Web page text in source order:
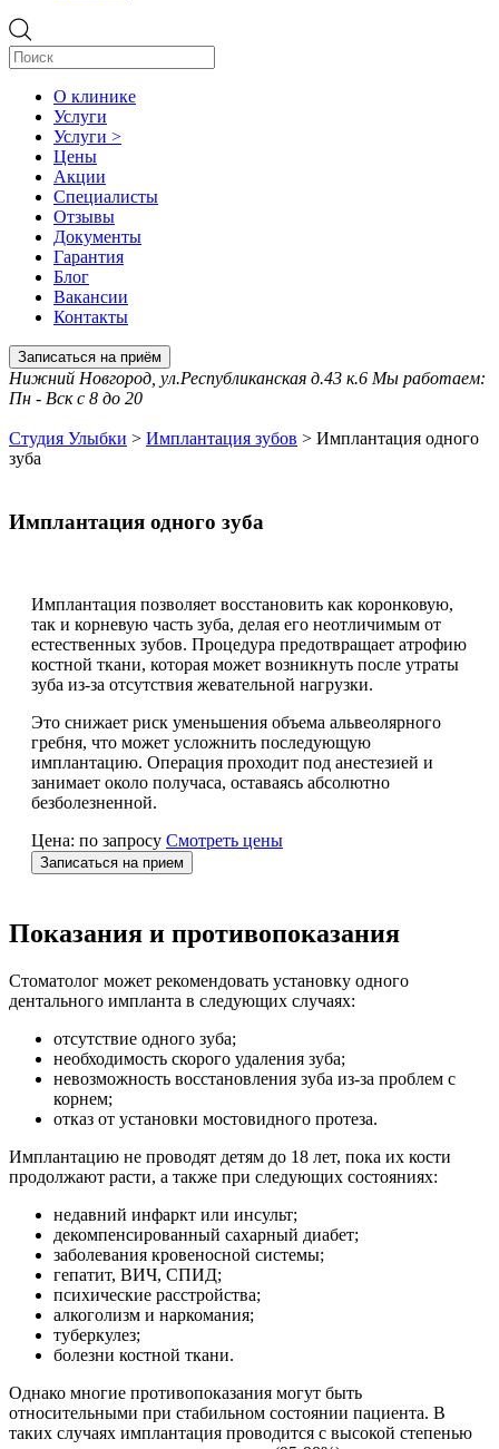
О клинике
Услуги
Услуги >
Цены
Акции
Специалисты
Отзывы
Документы
Гарантия
Блог
Вакансии
Контакты
Записаться на приём
Нижний Новгород, ул.Республиканская д.43 к.6 Мы работаем:
Пн - Вск с 8 до 20
Студия Улыбки > Имплантация зубов > Имплантация одного
зуба
Имплантация одного зуба
Имплантация позволяет восстановить как коронковую,
так и корневую часть зуба, делая его неотличимым от
естественных зубов. Процедура предотвращает атрофию
костной ткани, которая может возникнуть после утраты
зуба из-за отсутствия жевательной нагрузки.
Это снижает риск уменьшения объема альвеолярного
гребня, что может усложнить последующую
имплантацию. Операция проходит под анестезией и
занимает около получаса, оставаясь абсолютно
безболезненной.
Цена: по запросу Смотреть цены
Записаться на прием
Показания и противопоказания
Стоматолог может рекомендовать установку одного
дентального импланта в следующих случаях:
отсутствие одного зуба;
необходимость скорого удаления зуба;
невозможность восстановления зуба из-за проблем с
корнем;
отказ от установки мостовидного протеза.
Имплантацию не проводят детям до 18 лет, пока их кости
продолжают расти, а также при следующих состояниях:
недавний инфаркт или инсульт;
декомпенсированный сахарный диабет;
заболевания кровеносной системы;
гепатит, ВИЧ, СПИД;
психические расстройства;
алкоголизм и наркомания;
туберкулез;
болезни костной ткани.
Однако многие противопоказания могут быть
относительными при стабильном состоянии пациента. В
таких случаях имплантация проводится с высокой степенью